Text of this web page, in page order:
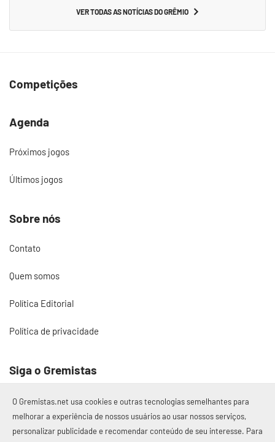
VER TODAS AS NOTÍCIAS DO GRÊMIO
Competições
Agenda
Próximos jogos
Últimos jogos
Sobre nós
Contato
Quem somos
Política Editorial
Política de privacidade
Siga o Gremistas
© 2017 – 2026 Gremistas.net
O Gremistas.net usa cookies e outras tecnologias semelhantes para
melhorar a experiência de nossos usuários ao usar nossos serviços,
personalizar publicidade e recomendar conteúdo de seu interesse. Para